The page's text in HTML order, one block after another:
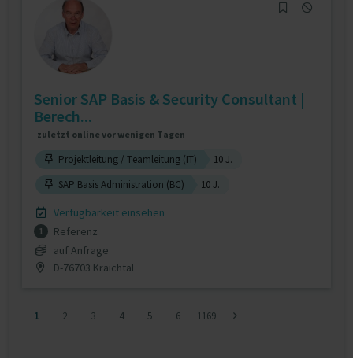
Senior SAP Basis & Security Consultant |
Berech...
zuletzt online vor wenigen Tagen
Projektleitung / Teamleitung (IT)
10 J.
SAP Basis Administration (BC)
10 J.
Verfügbarkeit einsehen
1
Referenz
auf Anfrage
D-76703 Kraichtal
1 2 3 4 5 6 1169